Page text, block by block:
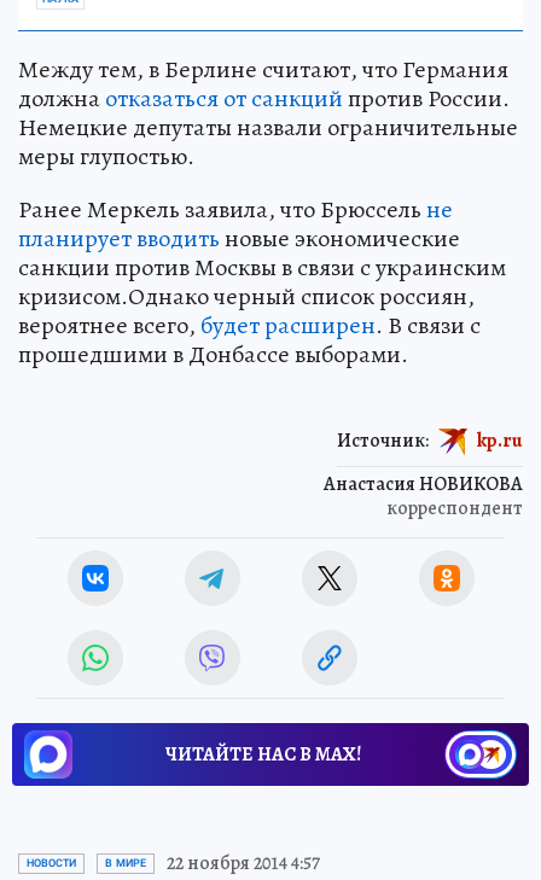
Между тем, в Берлине считают, что Германия
должнаотказаться от санкцийпротив России.
Немецкие депутаты назвали ограничительные
меры глупостью.
Ранее Меркель заявила, что Брюссельне
планирует вводитьновые экономические
санкции против Москвы в связи с украинским
кризисом.Однако черный список россиян,
вероятнее всего, будет расширен. В связи с
прошедшими в Донбассе выборами.
Анастасия НОВИКОВА
корреспондент
Источник: kp.ru
ЧИТАЙТЕ НАС В МАХ!
НОВОСТИ В МИРЕ 22 ноября 2014 4:57